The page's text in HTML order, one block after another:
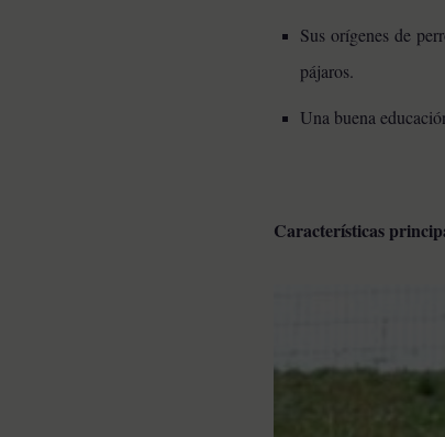
Sus orígenes de
pájaros.
Una buena
Características